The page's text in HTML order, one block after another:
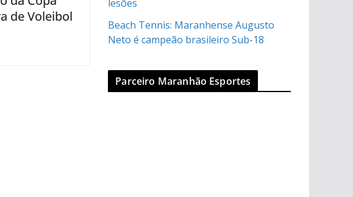
de Voleibol
lesões
Beach Tennis: Maranhense Augusto
Neto é campeão brasileiro Sub-18
Parceiro Maranhão Esportes